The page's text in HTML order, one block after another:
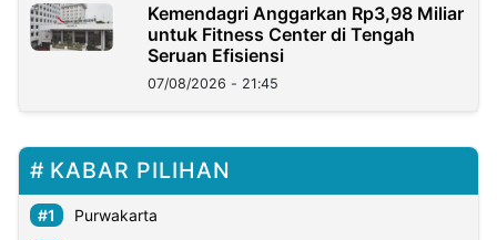
Kemendagri Anggarkan Rp3,98 Miliar
untuk Fitness Center di Tengah
Seruan Efisiensi
07/08/2026 - 21:45
KABAR PILIHAN
Purwakarta